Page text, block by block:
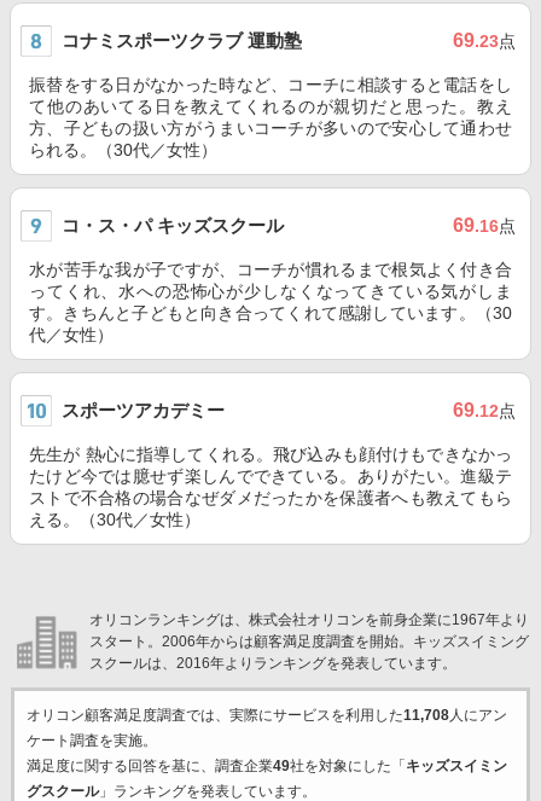
コナミスポーツクラブ 運動塾 69.23点
振替をする日がなかった時など、コーチに相談すると電話をし
て他のあいてる日を教えてくれるのが親切だと思った。教え
方、子どもの扱い方がうまいコーチが多いので安心して通わせ
られる。（30代／女性）
コ・ス・パ キッズスクール 69.16点
水が苦手な我が子ですが、コーチが慣れるまで根気よく付き合
ってくれ、水への恐怖心が少しなくなってきている気がしま
す。きちんと子どもと向き合ってくれて感謝しています。（30
代／女性）
スポーツアカデミー 69.12点
先生が 熱心に指導してくれる。飛び込みも顔付けもできなかっ
たけど今では臆せず楽しんでできている。ありがたい。進級テ
ストで不合格の場合なぜダメだったかを保護者へも教えてもら
える。（30代／女性）
オリコンランキングは、株式会社オリコンを前身企業に1967年より
スタート。2006年からは顧客満足度調査を開始。キッズスイミング
スクールは、2016年よりランキングを発表しています。
オリコン顧客満足度調査では、実際にサービスを利用した11,708人にアン
ケート調査を実施。
満足度に関する回答を基に、調査企業49社を対象にした「 キッズスイミン
グスクール」ランキングを発表しています。